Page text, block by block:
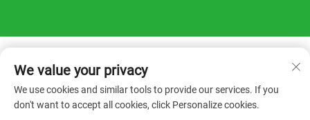
Copyright © 2025 China Shandong Reanin
We value your privacy
We use cookies and similar tools to provide our services. If you
don't want to accept all cookies, click Personalize cookies.